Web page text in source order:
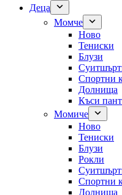
Деца
Момче
Ново
Тениски
Блузи
Спортни
Долнища
Къси
Момиче
Ново
Тениски
Блузи
Рокли
Спортни
Долнища